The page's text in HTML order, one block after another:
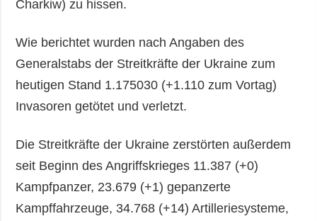
Charkiw) zu hissen.
Wie berichtet wurden nach Angaben des
Generalstabs der Streitkräfte der Ukraine zum
heutigen Stand 1.175030 (+1.110 zum Vortag)
Invasoren getötet und verletzt.
Die Streitkräfte der Ukraine zerstörten außerdem
seit Beginn des Angriffskrieges 11.387 (+0)
Kampfpanzer, 23.679 (+1) gepanzerte
Kampffahrzeuge, 34.768 (+14) Artilleriesysteme,